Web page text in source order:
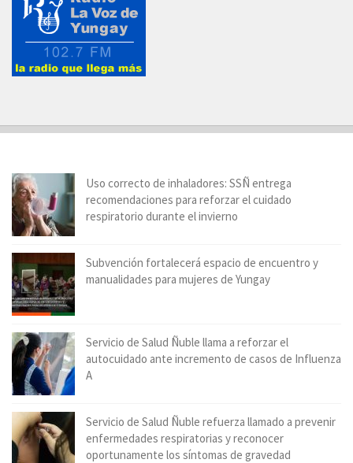
Uso correcto de inhaladores: SSÑ entrega
recomendaciones para reforzar el cuidado
respiratorio durante el invierno
Subvención fortalecerá espacio de encuentro y
manualidades para mujeres de Yungay
Servicio de Salud Ñuble llama a reforzar el
autocuidado ante incremento de casos de Influenza
A
Servicio de Salud Ñuble refuerza llamado a prevenir
enfermedades respiratorias y reconocer
oportunamente los síntomas de gravedad